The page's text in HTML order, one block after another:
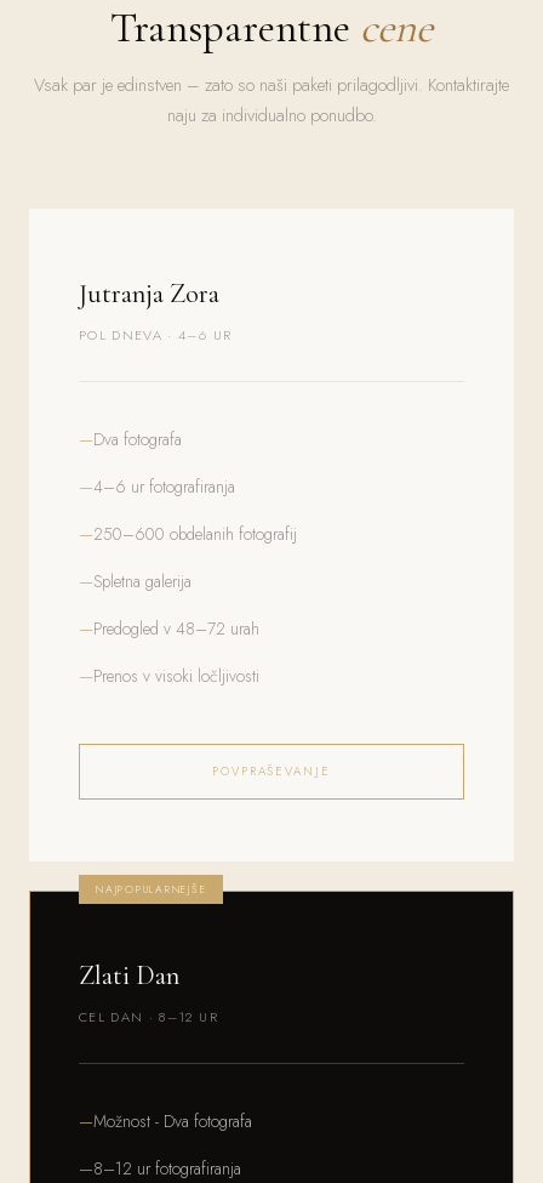
Transparentne cene
Vsak par je edinstven – zato so naši paketi prilagodljivi. Kontaktirajte
naju za individualno ponudbo.
Jutranja Zora
POL DNEVA · 4–6 UR
Dva fotografa
4–6 ur fotografiranja
250–600 obdelanih fotografij
Spletna galerija
Predogled v 48–72 urah
Prenos v visoki ločljivosti
POVPRAŠEVANJE
NAJPOPULARNEJŠE
Zlati Dan
CEL DAN · 8–12 UR
Možnost - Dva fotografa
8–12 ur fotografiranja